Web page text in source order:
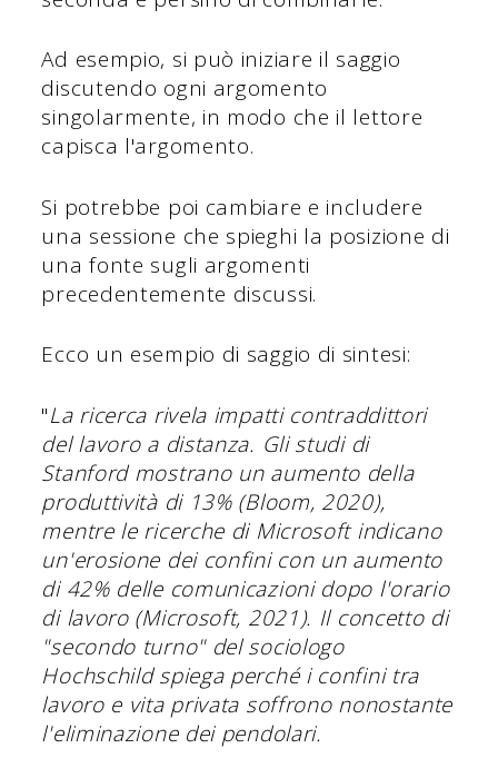
Ad esempio, si può iniziare il saggio
discutendo ogni argomento
singolarmente, in modo che il lettore
capisca l'argomento.
Si potrebbe poi cambiare e includere
una sessione che spieghi la posizione di
una fonte sugli argomenti
precedentemente discussi.
Ecco un esempio di saggio di sintesi:
"La ricerca rivela impatti contraddittori
del lavoro a distanza. Gli studi di
Stanford mostrano un aumento della
produttività di 13% (Bloom, 2020),
mentre le ricerche di Microsoft indicano
un'erosione dei confini con un aumento
di 42% delle comunicazioni dopo l'orario
di lavoro (Microsoft, 2021). Il concetto di
"secondo turno" del sociologo
Hochschild spiega perché i confini tra
lavoro e vita privata soffrono nonostante
l'eliminazione dei pendolari.